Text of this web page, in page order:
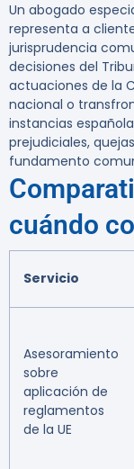
Un abogado
representa a
jurisprudencia
decisiones del
actuaciones de la
nacional o
instancias
prejudiciales,
fundamento
cuándo
Servicio
Asesoramiento
sobre
aplicación de
reglamentos
de la UE